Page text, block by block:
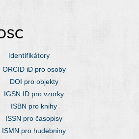
Identifikátory
ORCID iD pro osoby
DOI pro objekty
IGSN ID pro vzorky
ISBN pro knihy
ISSN pro časopisy
ISMN pro hudebniny